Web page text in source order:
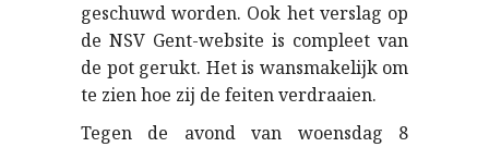
geschuwd worden. Ook het verslag op
de NSV Gent-website is compleet van
de pot gerukt. Het is wansmakelijk om
te zien hoe zij de feiten verdraaien.
Tegen de avond van woensdag 8